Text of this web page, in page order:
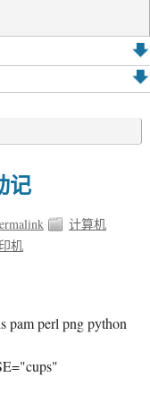
记
计算机
机
pam perl png python